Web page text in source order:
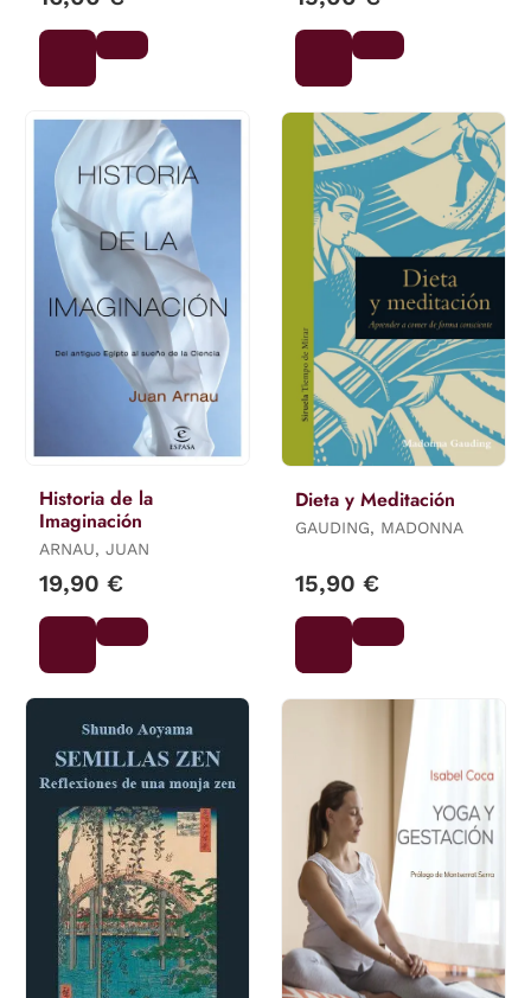
Historia de la
Imaginación
ARNAU, JUAN
19,90 €
Dieta y Meditación
GAUDING, MADONNA
15,90 €